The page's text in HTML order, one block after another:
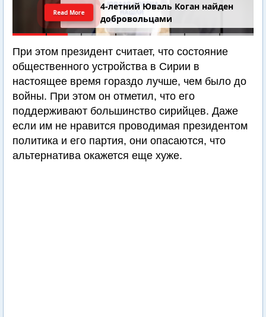
4-летний Юваль Коган найден
добровольцами
Read More
При этом президент считает, что состояние
общественного устройства в Сирии в
настоящее время гораздо лучше, чем было до
войны. При этом он отметил, что его
поддерживают большинство сирийцев. Даже
если им не нравится проводимая президентом
политика и его партия, они опасаются, что
альтернатива окажется еще хуже.